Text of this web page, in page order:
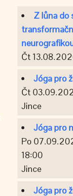
Z lůna do
Čt
Jóga pro
Čt
Jince
Jóga pro
Po
18:00
Jince
Jóga pro